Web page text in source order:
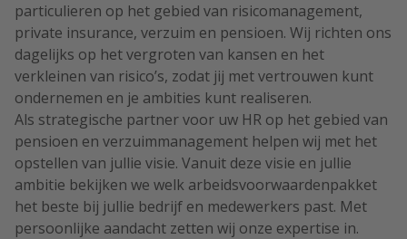
particulieren op het gebied van risicomanagement,
private insurance, verzuim en pensioen. Wij richten ons
dagelijks op het vergroten van kansen en het
verkleinen van risico’s, zodat jij met vertrouwen kunt
ondernemen en je ambities kunt realiseren.
Als strategische partner voor uw HR op het gebied van
pensioen en verzuimmanagement helpen wij met het
opstellen van jullie visie. Vanuit deze visie en jullie
ambitie bekijken we welk arbeidsvoorwaardenpakket
het beste bij jullie bedrijf en medewerkers past. Met
persoonlijke aandacht zetten wij onze expertise in.